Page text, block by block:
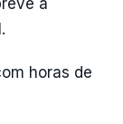
a
horas de